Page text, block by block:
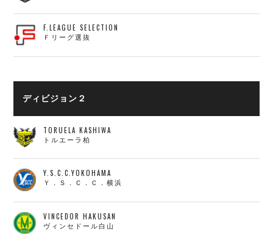
F.LEAGUE SELECTION
Ｆリーグ選抜
ディビジョン２
TORUELA KASHIWA
トルエーラ柏
Y.S.C.C.YOKOHAMA
Ｙ．Ｓ．Ｃ．Ｃ．横浜
VINCEDOR HAKUSAN
ヴィンセドール白山